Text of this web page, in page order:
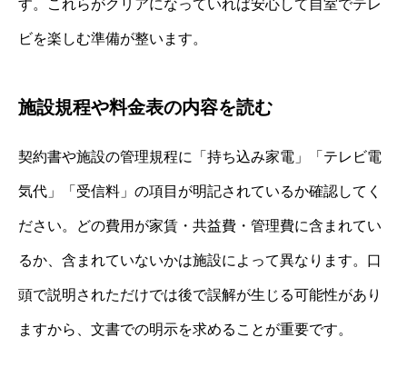
す。これらがクリアになっていれば安心して自室でテレ
ビを楽しむ準備が整います。
施設規程や料金表の内容を読む
契約書や施設の管理規程に「持ち込み家電」「テレビ電
気代」「受信料」の項目が明記されているか確認してく
ださい。どの費用が家賃・共益費・管理費に含まれてい
るか、含まれていないかは施設によって異なります。口
頭で説明されただけでは後で誤解が生じる可能性があり
ますから、文書での明示を求めることが重要です。